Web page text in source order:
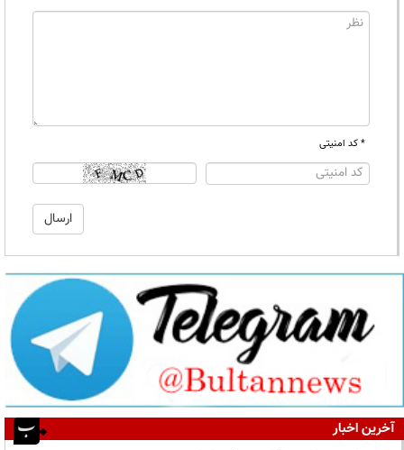
* کد امنیتی
آخرین اخبار